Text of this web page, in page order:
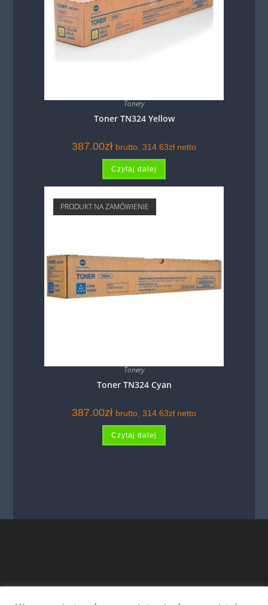
Tonery
Toner TN324 Yellow
387.00zł brutto, 314.63zł netto
Czytaj dalej
PRODUKT NA ZAMÓWIENIE
Tonery
Toner TN324 Cyan
387.00zł brutto, 314.63zł netto
Czytaj dalej